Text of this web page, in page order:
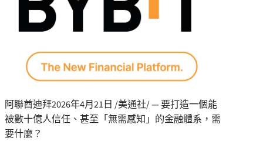
阿聯酋迪拜2026年4月21日 /美通社/ — 要打造一個能
被數十億人信任、甚至「無需感知」的金融體系，需
要什麼？